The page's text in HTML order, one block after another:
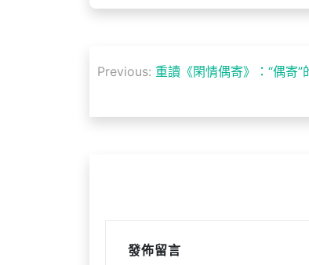
文
導
Previous: 重讀《閑情偶寄》：“偶寄
發佈留言